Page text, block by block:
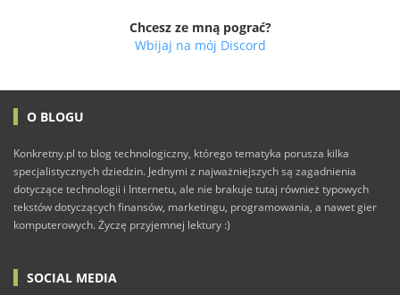
Chcesz ze mną pograć?
Wbijaj na mój Discord
O BLOGU
Konkretny.pl to blog technologiczny, którego tematyka porusza kilka
specjalistycznych dziedzin. Jednymi z najważniejszych są zagadnienia
dotyczące technologii i Internetu, ale nie brakuje tutaj również typowych
tekstów dotyczących finansów, marketingu, programowania, a nawet gier
komputerowych. Życzę przyjemnej lektury :)
SOCIAL MEDIA